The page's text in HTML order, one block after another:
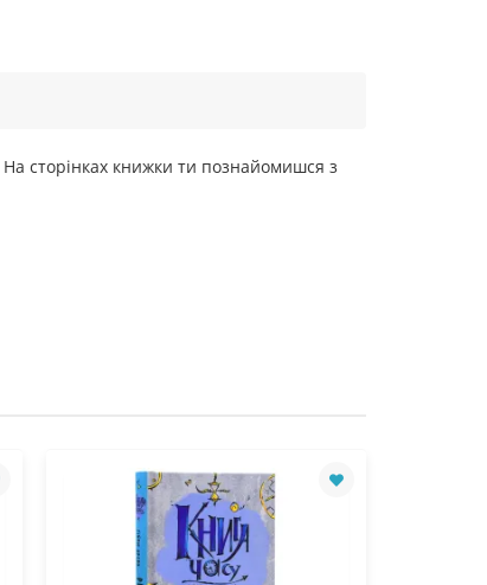
сторінках книжки ти познайомишся з